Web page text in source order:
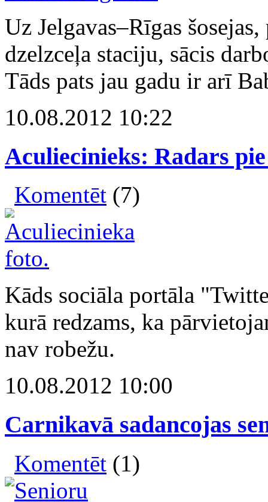
Uz Jelgavas–Rīgas
dzelzceļa staciju, sācis
Tāds pats jau gadu ir arī
10.08.2012 10:22
Aculiecinieks: Radars
Komentēt (7)
Kāds sociāla portāla
kurā redzams, ka
nav robežu.
10.08.2012 10:00
Carnikavā sadancojas
Komentēt (1)